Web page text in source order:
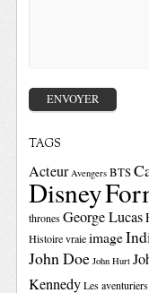
TAGS
Acteur Avengers BTS
Disney
thrones George Lucas
Histoire vraie image
John Doe John Hurt
Kennedy Les